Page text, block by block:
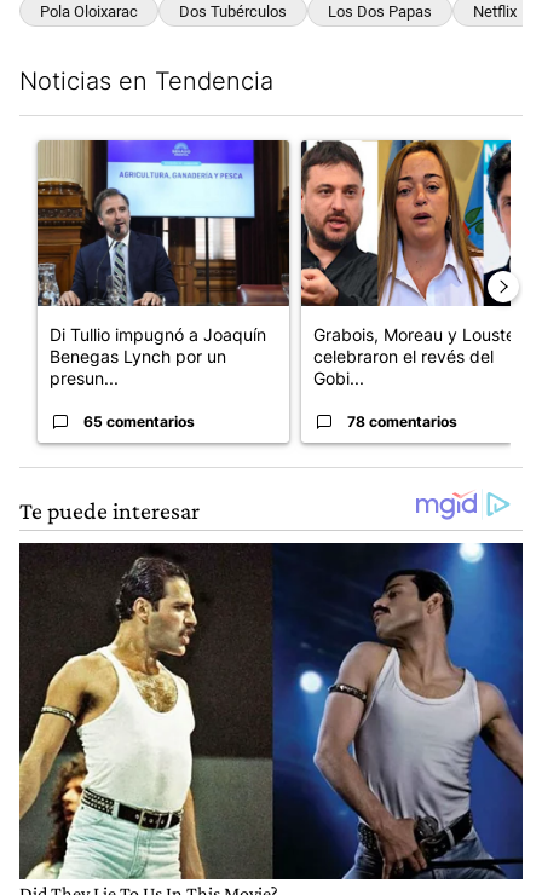
Pola Oloixarac Dos Tubérculos Los Dos Papas Netflix
Noticias en Tendencia
Un artículo de tendencia con el título "Di Tullio impugnó a
Di Tullio impugnó a Joaquín
Benegas Lynch por un
presun...
65 comentarios
Un artículo de tendencia con
Grabois, Moreau y Lousteau
celebraron el revés del
Gobi...
78 comentarios